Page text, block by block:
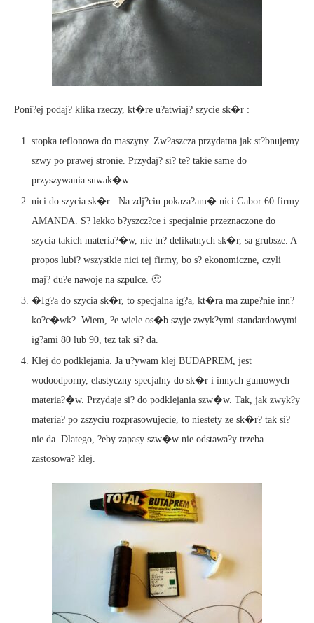
Poni?ej podaj? klika rzeczy, kt�re u?atwiaj? szycie sk�r :
stopka teflonowa do maszyny. Zw?aszcza przydatna jak st?bnujemy
szwy po prawej stronie. Przydaj? si? te? takie same do
przyszywania suwak�w.
nici do szycia sk�r . Na zdj?ciu pokaza?am� nici Gabor 60 firmy
AMANDA. S? lekko b?yszcz?ce i specjalnie przeznaczone do
szycia takich materia?�w, nie tn? delikatnych sk�r, sa grubsze. A
propos lubi? wszystkie nici tej firmy, bo s? ekonomiczne, czyli
maj? du?e nawoje na szpulce. 🙂
�Ig?a do szycia sk�r, to specjalna ig?a, kt�ra ma zupe?nie inn?
ko?c�wk?. Wiem, ?e wiele os�b szyje zwyk?ymi standardowymi
ig?ami 80 lub 90, tez tak si? da.
Klej do podklejania. Ja u?ywam klej BUDAPREM, jest
wodoodporny, elastyczny specjalny do sk�r i innych gumowych
materia?�w. Przydaje si? do podklejania szw�w. Tak, jak zwyk?y
materia? po zszyciu rozprasowujecie, to niestety ze sk�r? tak si?
nie da. Dlatego, ?eby zapasy szw�w nie odstawa?y trzeba
zastosowa? klej.